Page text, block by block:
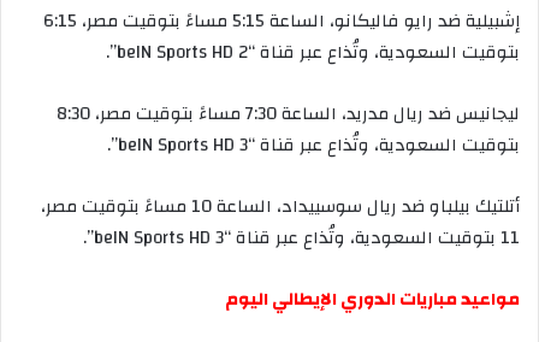
إشبيليةضد رايو فاليكانو، الساعة مساءًبتوقيتمصر،
بتوقيت السعودية، وتُذاععبر قناة“beIN Sports HD 2”.
ليجانيسضد ريالمدريد، الساعة مساءًبتوقيتمصر،
بتوقيت السعودية، وتُذاععبر قناة“beIN Sports HD 3”.
أتلتيكبيلباوضد ريالسوسييداد، الساعة مساءًبتوقيتمصر،
11 بتوقيت السعودية، وتُذاععبر قناة“beIN Sports HD 3”.
مواعيدمبارياتالدوريالإيطالياليوم